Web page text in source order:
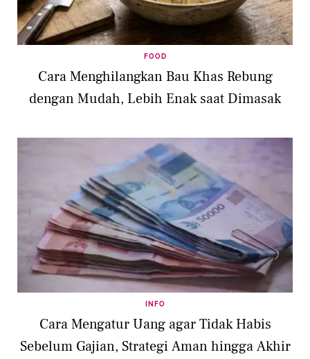
FOOD
Cara Menghilangkan Bau Khas Rebung
dengan Mudah, Lebih Enak saat Dimasak
INFO
Cara Mengatur Uang agar Tidak Habis
Sebelum Gajian, Strategi Aman hingga Akhir